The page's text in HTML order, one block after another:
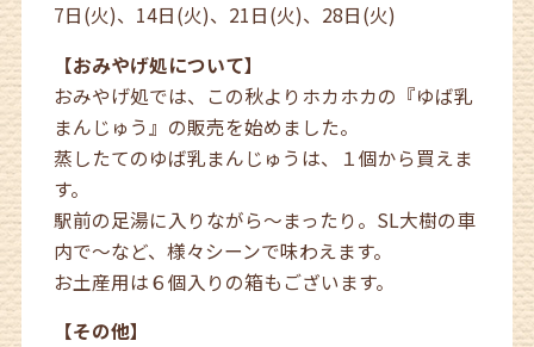
7日(火)、14日(火)、21日(火)、28日(火)
【おみやげ処について】
おみやげ処では、この秋よりホカホカの『ゆば乳
まんじゅう』の販売を始めました。
蒸したてのゆば乳まんじゅうは、１個から買えま
す。
駅前の足湯に入りながら～まったり。SL大樹の車
内で～など、様々シーンで味わえます。
お土産用は６個入りの箱もございます。
【その他】